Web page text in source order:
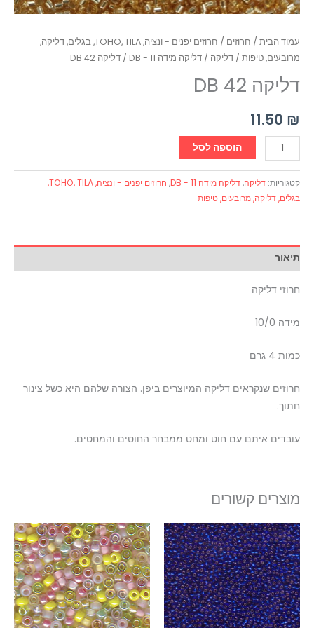
עמוד הבית / חרוזים /
חרוזים יפנים - ונציה, TOHO, TILA, בגלים, דליקה,
מרובעים, טיפות / דליקה / דליקה מידה 11 - DB / דליקה DB 42
דליקה DB 42
11.50 ₪
הוספה לסל
קטגוריות: דליקה,דליקה מידה 11 - DB ,
חרוזים יפנים - ונציה, TOHO, TILA,
בגלים, דליקה, מרובעים, טיפות
תיאור
חרוזי דליקה
מידה 10/0
כמות 4 גרם
חרוזים שנקראים דליקה המיוצרים ביפן. הצורה שלהם היא כשל צינור
חתוך.
עובדים איתם עם חוט ומחט ממבחר החוטים והמחטים.
מוצרים קשורים
למוצר
זה
יש
מספר
סוגים.
ניתן
טווח
מחירים:
עד
למוצר
זה
יש
מספר
סוגים.
ניתן